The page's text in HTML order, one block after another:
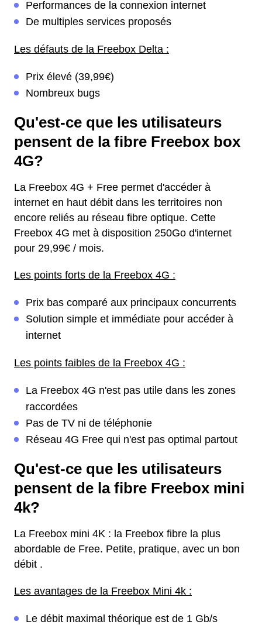
Performances de la connexion internet
De multiples services proposés
Les défauts de la Freebox Delta :
Prix élevé (39,99€)
Nombreux bugs
Qu'est-ce que les utilisateurs
pensent de la fibre Freebox box
4G?
La Freebox 4G + Free permet d'accéder à
internet en haut débit dans les territoires non
encore reliés au réseau fibre optique. Cette
Freebox 4G met à disposition 250Go d'internet
pour 29,99€ / mois.
Les points forts de la Freebox 4G :
Prix bas comparé aux principaux concurrents
Solution simple et immédiate pour accéder à
internet
Les points faibles de la Freebox 4G :
La Freebox 4G n'est pas utile dans les zones
raccordées
Pas de TV ni de téléphonie
Réseau 4G Free qui n'est pas optimal partout
Qu'est-ce que les utilisateurs
pensent de la fibre Freebox mini
4k?
La Freebox mini 4K : la Freebox fibre la plus
abordable de Free. Petite, pratique, avec un bon
débit .
Les avantages de la Freebox Mini 4k :
Le débit maximal théorique est de 1 Gb/s